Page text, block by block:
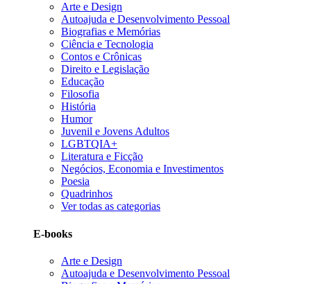
Arte e Design
Autoajuda e Desenvolvimento Pessoal
Biografias e Memórias
Ciência e Tecnologia
Contos e Crônicas
Direito e Legislação
Educação
Filosofia
História
Humor
Juvenil e Jovens Adultos
LGBTQIA+
Literatura e Ficção
Negócios, Economia e Investimentos
Poesia
Quadrinhos
Ver todas as categorias
E-books
Arte e Design
Autoajuda e Desenvolvimento Pessoal